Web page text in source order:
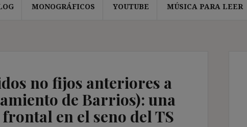
MONOGRÁFICOS YOUTUBE MÚSICA PARA LEER
no fijos anteriores a
de Barrios): una
en el seno del TS